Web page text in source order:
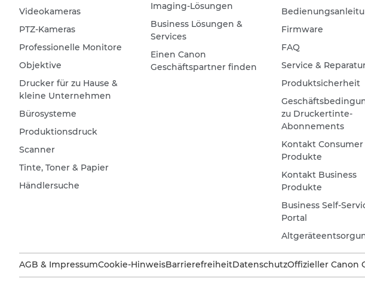
Videokameras
PTZ-Kameras
Professionelle Monitore
Objektive
Drucker für zu Hause &
kleine Unternehmen
Bürosysteme
Produktionsdruck
Scanner
Tinte, Toner & Papier
Händlersuche
Imaging-Lösungen
Business Lösungen &
Services
Einen Canon
Geschäftspartner finden
Firmware
FAQ
Service &
Produktsicherheit
zu Druckertinte-
Abonnements
Kontakt Consumer
Produkte
Kontakt Business
Produkte
Business Self-
Portal
AGB & ImpressumCookie-HinweisBarrierefreiheitDatenschutzOffizieller Canon